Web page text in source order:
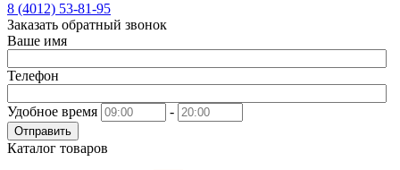
8 (4012) 53-81-95
Заказать обратный звонок
Ваше имя
Телефон
Удобное время -
Отправить
Каталог товаров